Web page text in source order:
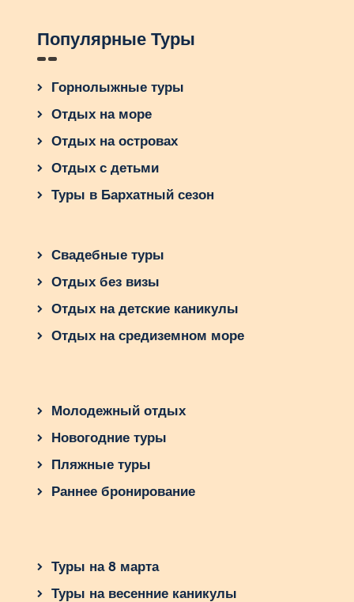
Популярные Туры
Горнолыжные туры
Отдых на море
Отдых на островах
Отдых с детьми
Туры в Бархатный сезон
Свадебные туры
Отдых без визы
Отдых на детские каникулы
Отдых на средиземном море
Молодежный отдых
Новогодние туры
Пляжные туры
Раннее бронирование
Туры на 8 марта
Туры на весенние каникулы